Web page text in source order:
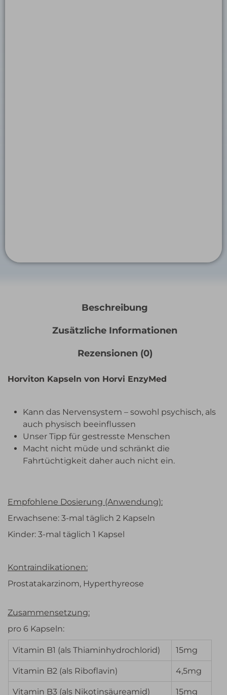
Beschreibung
Zusätzliche Informationen
Rezensionen (0)
Horviton Kapseln von Horvi EnzyMed
Kann das Nervensystem – sowohl psychisch, als
auch physisch beeinflussen
Unser Tipp für gestresste Menschen
Macht nicht müde und schränkt die
Fahrtüchtigkeit daher auch nicht ein.
Empfohlene Dosierung (Anwendung):
Erwachsene: 3-mal täglich 2 Kapseln
Kinder: 3-mal täglich 1 Kapsel
Kontraindikationen:
Prostatakarzinom, Hyperthyreose
Zusammensetzung:
pro 6 Kapseln:
Vitamin B1 (als Thiaminhydrochlorid) 15mg
Vitamin B2 (als Riboflavin) 4,5mg
Vitamin B3 (als Nikotinsäureamid) 15mg